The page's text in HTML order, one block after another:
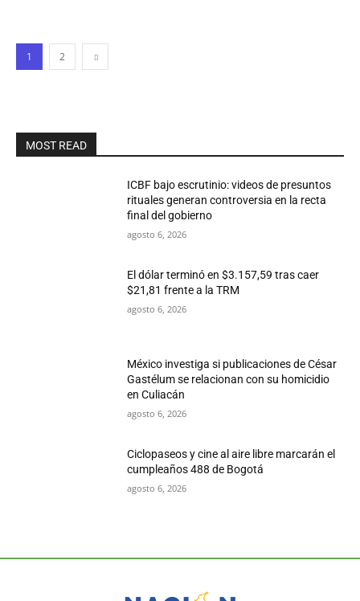
1 2
MOST READ
ICBF bajo escrutinio: videos de presuntos
rituales generan controversia en la recta
final del gobierno
agosto 6, 2026
El dólar terminó en $3.157,59 tras caer
$21,81 frente a la TRM
agosto 6, 2026
México investiga si publicaciones de César
Gastélum se relacionan con su homicidio
en Culiacán
agosto 6, 2026
Ciclopaseos y cine al aire libre marcarán el
cumpleaños 488 de Bogotá
agosto 6, 2026